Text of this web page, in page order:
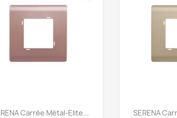
Aperçu rapide
Carrée Métal-Elite... 
SERENA